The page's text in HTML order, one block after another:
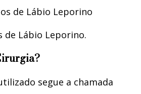
de Lábio Leporino.
segue a chamada